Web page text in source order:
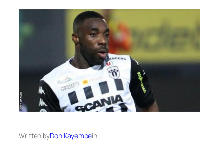
Written byDon Kayembein